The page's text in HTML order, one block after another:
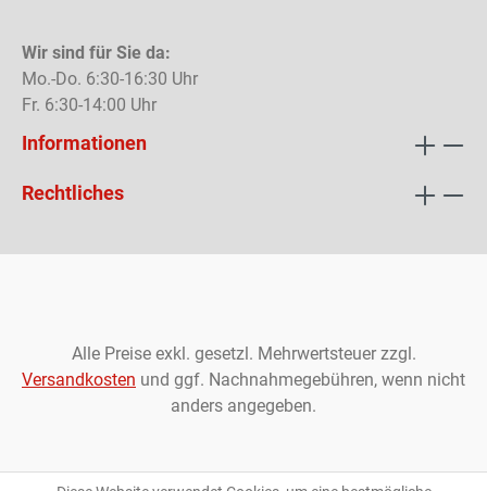
Wir sind für Sie da:
Mo.-Do. 6:30-16:30 Uhr
Fr. 6:30-14:00 Uhr
Informationen
Rechtliches
Alle Preise exkl. gesetzl. Mehrwertsteuer zzgl.
Versandkosten und ggf. Nachnahmegebühren, wenn nicht
anders angegeben.